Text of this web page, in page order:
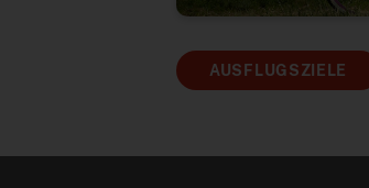
AUSFLUGSZIELE